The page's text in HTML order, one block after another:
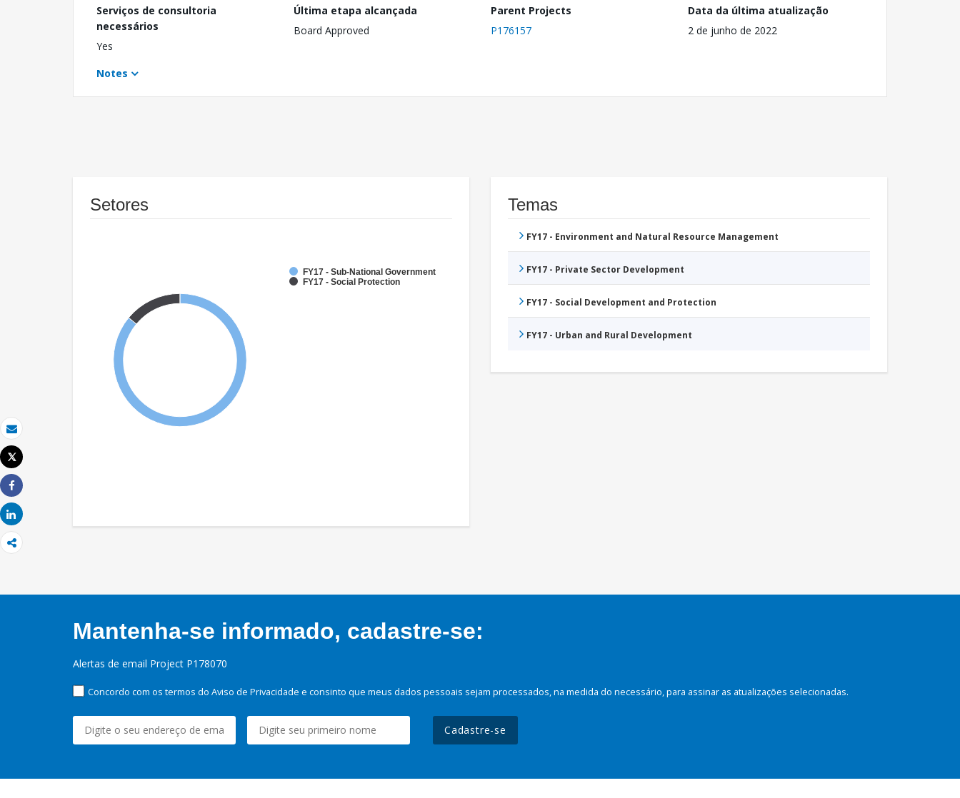
Email
Imprimir
Tweet
Share
Share
Serviços de consultoria
necessários
Yes
Última etapa alcançada
Board Approved
Parent Projects
P176157
Data da última atualização
2 de junho de 2022
Notes
Setores
FY17 - Sub-National Government
FY17 - Social Protection
Temas
FY17 - Environment and Natural Resource Management
FY17 - Private Sector Development
FY17 - Social Development and Protection
FY17 - Urban and Rural Development
Mantenha-se informado, cadastre-se:
Alertas de email Project P178070
Concordo com os termos do Aviso de Privacidade e consinto que meus dados pessoais sejam processados, na medida do necessário, para assinar as atualizações selecionadas.
Cadastre-se